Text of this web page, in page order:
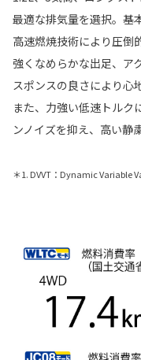
最適な排気量を選択。基
高速燃焼技術により圧倒
強くなめらかな出足、ア
スポンスの良さにより心
また、力強い低速トルク
ンノイズを抑え、高い静
＊1. DVVT：Dynamic Variable